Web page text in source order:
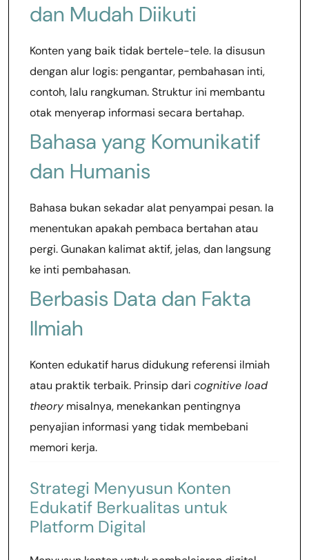
dan Mudah Diikuti
Konten yang baik tidak bertele-tele. Ia disusun
dengan alur logis: pengantar, pembahasan inti,
contoh, lalu rangkuman. Struktur ini membantu
otak menyerap informasi secara bertahap.
Bahasa yang Komunikatif
dan Humanis
Bahasa bukan sekadar alat penyampai pesan. Ia
menentukan apakah pembaca bertahan atau
pergi. Gunakan kalimat aktif, jelas, dan langsung
ke inti pembahasan.
Berbasis Data dan Fakta
Ilmiah
Konten edukatif harus didukung referensi ilmiah
atau praktik terbaik. Prinsip dari cognitive load
theory misalnya, menekankan pentingnya
penyajian informasi yang tidak membebani
memori kerja.
Strategi Menyusun Konten
Edukatif Berkualitas untuk
Platform Digital